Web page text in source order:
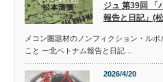
ジュ 第39回 「
報告と日記」(
メコン圏題材のノンフィクション・ル
こと ー北ベトナム報告と日記…
2026/4/20